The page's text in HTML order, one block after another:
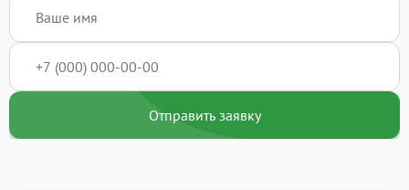
Отправить заявку